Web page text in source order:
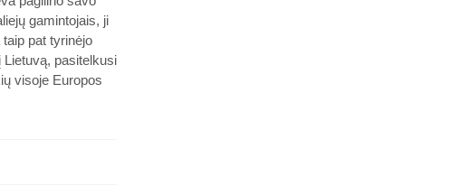
gamintojais, ji
pat tyrinėjo
pasitelkusi
visoje Europos